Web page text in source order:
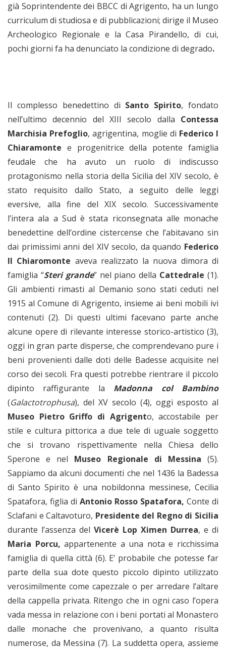
già Soprintendente dei BBCC di Agrigento, ha un lungo
curriculum di studiosa e di pubblicazioni; dirige il Museo
Archeologico Regionale e la Casa Pirandello, di cui,
pochi giorni fa ha denunciato la condizione di degrado.
Il complesso benedettino di Santo Spirito, fondato
nell’ultimo decennio del XIII secolo dalla Contessa
Marchisia Prefoglio, agrigentina, moglie di Federico I
Chiaramonte e progenitrice della potente famiglia
feudale che ha avuto un ruolo di indiscusso
protagonismo nella storia della Sicilia del XIV secolo, è
stato requisito dallo Stato, a seguito delle leggi
eversive, alla fine del XIX secolo. Successivamente
l’intera ala a Sud è stata riconsegnata alle monache
benedettine dell’ordine cistercense che l’abitavano sin
dai primissimi anni del XIV secolo, da quando Federico
II Chiaromonte aveva realizzato la nuova dimora di
famiglia “Steri grande” nel piano della Cattedrale (1).
Gli ambienti rimasti al Demanio sono stati ceduti nel
1915 al Comune di Agrigento, insieme ai beni mobili ivi
contenuti (2). Di questi ultimi facevano parte anche
alcune opere di rilevante interesse storico-artistico (3),
oggi in gran parte disperse, che comprendevano pure i
beni provenienti dalle doti delle Badesse acquisite nel
corso dei secoli. Fra questi potrebbe rientrare il piccolo
dipinto raffigurante la Madonna col Bambino
(Galactotrophusa), del XV secolo (4), oggi esposto al
Museo Pietro Griffo di Agrigento, accostabile per
stile e cultura pittorica a due tele di uguale soggetto
che si trovano rispettivamente nella Chiesa dello
Sperone e nel Museo Regionale di Messina (5).
Sappiamo da alcuni documenti che nel 1436 la Badessa
di Santo Spirito è una nobildonna messinese, Cecilia
Spatafora, figlia di Antonio Rosso Spatafora, Conte di
Sclafani e Caltavoturo, Presidente del Regno di Sicilia
durante l’assenza del Vicerè Lop Ximen Durrea, e di
Maria Porcu, appartenente a una nota e ricchissima
famiglia di quella città (6). E’ probabile che potesse far
parte della sua dote questo piccolo dipinto utilizzato
verosimilmente come capezzale o per arredare l’altare
della cappella privata. Ritengo che in ogni caso l’opera
vada messa in relazione con i beni portati al Monastero
dalle monache che provenivano, a quanto risulta
numerose, da Messina (7). La suddetta opera, assieme